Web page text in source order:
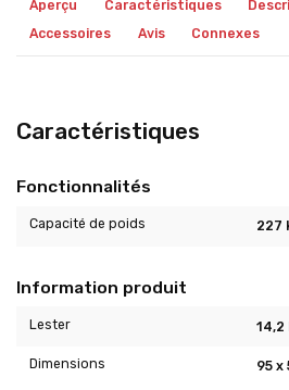
Aperçu Caractéristiques
Accessoires
Avis Connexes
Caractéristiques
Fonctionnalités
Capacité de poids 227
Information produit
Lester 14,2
Dimensions 95 x